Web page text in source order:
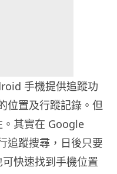
手機提供追蹤功
位置及行蹤記錄。但
。其實在 Google
追蹤搜尋，日後只要
快速找到手機位置